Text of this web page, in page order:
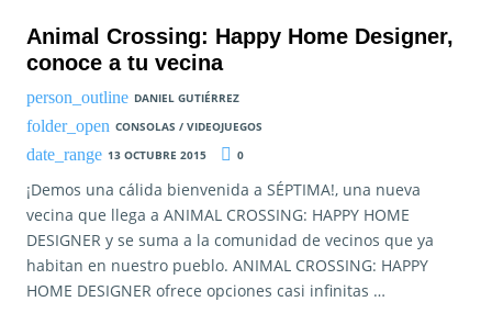
Animal Crossing: Happy Home Designer,
conoce a tu vecina
DANIEL GUTIÉRREZ
CONSOLAS / VIDEOJUEGOS
13 OCTUBRE 2015
0
¡Demos una cálida bienvenida a SÉPTIMA!, una nueva
vecina que llega a ANIMAL CROSSING: HAPPY HOME
DESIGNER y se suma a la comunidad de vecinos que ya
habitan en nuestro pueblo. ANIMAL CROSSING: HAPPY
HOME DESIGNER ofrece opciones casi infinitas …